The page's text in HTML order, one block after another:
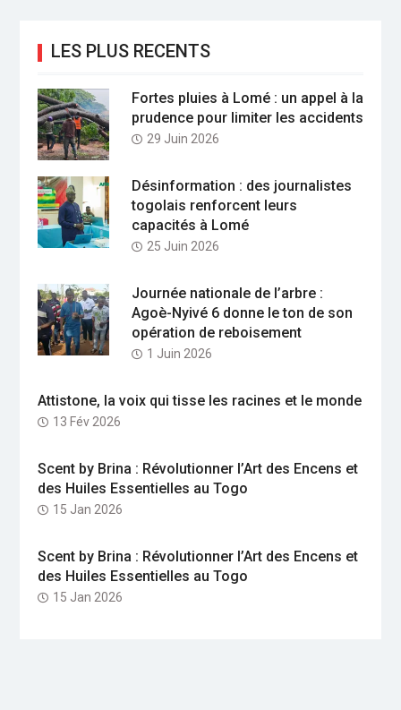
LES PLUS RECENTS
Fortes pluies à Lomé : un appel à la
prudence pour limiter les accidents
29 Juin 2026
Désinformation : des journalistes
togolais renforcent leurs
capacités à Lomé
25 Juin 2026
Journée nationale de l’arbre :
Agoè-Nyivé 6 donne le ton de son
opération de reboisement
1 Juin 2026
Attistone, la voix qui tisse les racines et le monde
13 Fév 2026
Scent by Brina : Révolutionner l’Art des Encens et
des Huiles Essentielles au Togo
15 Jan 2026
Scent by Brina : Révolutionner l’Art des Encens et
des Huiles Essentielles au Togo
15 Jan 2026